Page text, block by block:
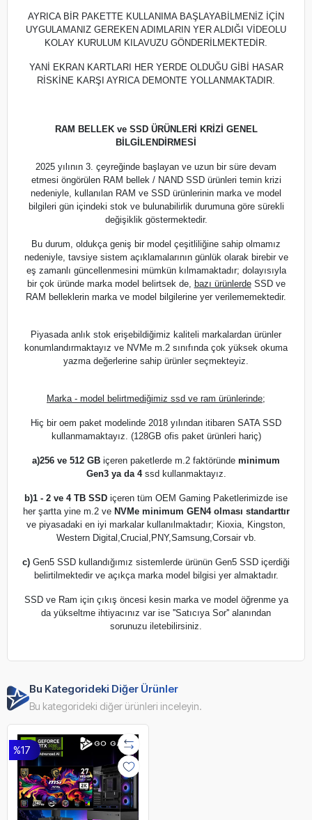
AYRICA BİR PAKETTE KULLANIMA BAŞLAYABİLMENİZ İÇİN
UYGULAMANIZ GEREKEN ADIMLARIN YER ALDIĞI VİDEOLU
KOLAY KURULUM KILAVUZU GÖNDERİLMEKTEDİR.
YANİ EKRAN KARTLARI HER YERDE OLDUĞU GİBİ HASAR
RİSKİNE KARŞI AYRICA DEMONTE YOLLANMAKTADIR.
RAM BELLEK ve SSD ÜRÜNLERİ KRİZİ GENEL
BİLGİLENDİRMESİ
2025 yılının 3. çeyreğinde başlayan ve uzun bir süre devam
etmesi öngörülen RAM bellek / NAND SSD ürünleri temin krizi
nedeniyle, kullanılan RAM ve SSD ürünlerinin marka ve model
bilgileri gün içindeki stok ve bulunabilirlik durumuna göre sürekli
değişiklik göstermektedir.
Bu durum, oldukça geniş bir model çeşitliliğine sahip olmamız
nedeniyle, tavsiye sistem açıklamalarının günlük olarak birebir ve
eş zamanlı güncellenmesini mümkün kılmamaktadır; dolayısıyla
bir çok üründe marka model belirtsek de, bazı ürünlerdeSSD ve
RAM belleklerin marka ve model bilgilerine yer verilememektedir.
Piyasada anlık stok erişebildiğimiz kaliteli markalardan ürünler
konumlandırmaktayız ve NVMe m.2 sınıfında çok yüksek okuma
yazma değerlerine sahip ürünler seçmekteyiz.
Marka - model belirtmediğimiz ssd ve ram ürünlerinde;
Hiç bir oem paket modelinde 2018 yılından itibaren SATA SSD
kullanmamaktayız. (128GB ofis paket ürünleri hariç)
a)256 ve 512 GB içeren paketlerde m.2 faktöründe minimum
Gen3 ya da 4ssd kullanmaktayız.
b)1 - 2 ve 4 TB SSD içeren tüm OEM Gaming Paketlerimizde ise
her şartta yine m.2 ve NVMe minimum GEN4 olması standarttır
ve piyasadaki en iyi markalar kullanılmaktadır; Kioxia, Kingston,
Western Digital,Crucial,PNY,Samsung,Corsair vb.
c) Gen5 SSD kullandığımız sistemlerde ürünün Gen5 SSD içerdiği
belirtilmektedir ve açıkça marka model bilgisi yer almaktadır.
SSD ve Ram için çıkış öncesi kesin marka ve model öğrenme ya
da yükseltme ihtiyacınız var ise ''Satıcıya Sor'' alanından
sorunuzu iletebilirsiniz.
Bu Kategorideki Diğer Ürünler
Bu kategorideki diğer ürünleri inceleyin.
%17